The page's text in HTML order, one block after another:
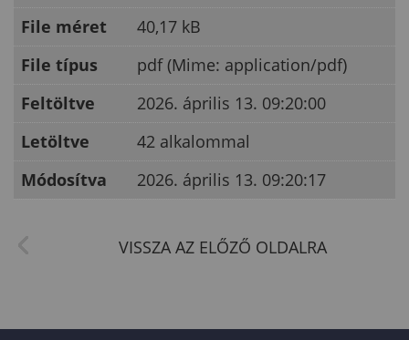
File méret
40,17 kB
File típus
pdf (Mime: application/pdf)
Feltöltve
2026. április 13. 09:20:00
Letöltve
42 alkalommal
Módosítva
2026. április 13. 09:20:17